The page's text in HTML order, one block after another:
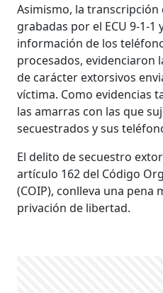
Asimismo, la transcripción
grabadas por el ECU 9-1-1
información de los
procesados, evidenciaron
de carácter extorsivos
víctima. Como evidencias
las amarras con las que
secuestrados y sus
El delito de secuestro
artículo 162 del Código
(COIP), conlleva una pena
privación de libertad.